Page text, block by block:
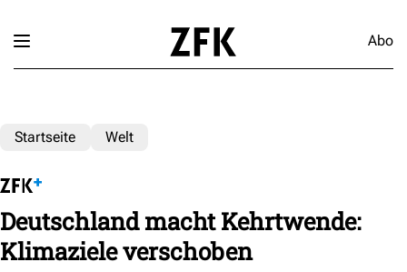
Abo
Startseite Welt
Deutschland macht Kehrtwende:
Klimaziele verschoben